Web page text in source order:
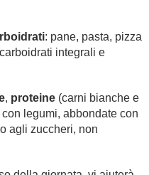
: pane, pasta, pizza
integrali e
, proteine (carni bianche e
con legumi, abbondate con
agli zuccheri, non